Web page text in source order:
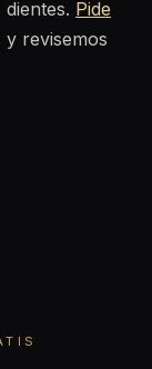
Pide
y revisemos